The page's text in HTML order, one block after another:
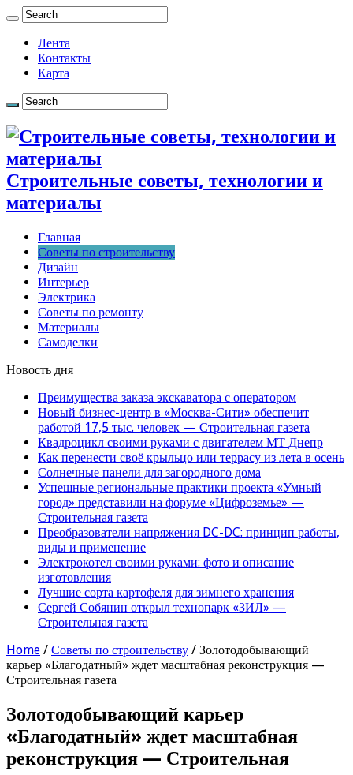
Лента
Контакты
Карта
Строительные советы, технологии и
материалы
Главная
Советы по строительству
Дизайн
Интерьер
Электрика
Советы по ремонту
Материалы
Самоделки
Новость дня
Преимущества заказа экскаватора с оператором
Новый бизнес-центр в «Москва-Сити» обеспечит
работой 17,5 тыс. человек — Строительная газета
Квадроцикл своими руками с двигателем МТ Днепр
Как перенести своё крыльцо или террасу из лета в осень
Солнечные панели для загородного дома
Успешные региональные практики проекта «Умный
город» представили на форуме «Цифроземье» —
Строительная газета
Преобразователи напряжения DC-DC: принцип работы,
виды и применение
Электрокотел своими руками: фото и описание
изготовления
Лучшие сорта картофеля для зимнего хранения
Сергей Собянин открыл технопарк «ЗИЛ» —
Строительная газета
Home / Советы по строительству / Золотодобывающий
карьер «Благодатный» ждет масштабная реконструкция —
Строительная газета
Золотодобывающий карьер
«Благодатный» ждет масштабная
реконструкция — Строительная